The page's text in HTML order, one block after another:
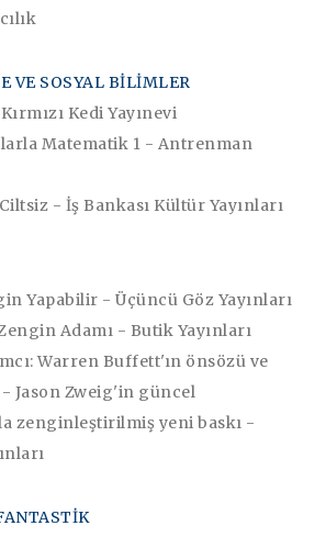
VE SOSYAL BİLİMLER
Kedi Yayınevi
Matematik 1 - Antrenman
- İş Bankası Kültür Yayınları
Yapabilir - Üçüncü Göz Yayınları
Adamı - Butik Yayınları
Warren Buffett'ın önsözü ve
Jason Zweig'in güncel
zenginleştirilmiş yeni baskı -